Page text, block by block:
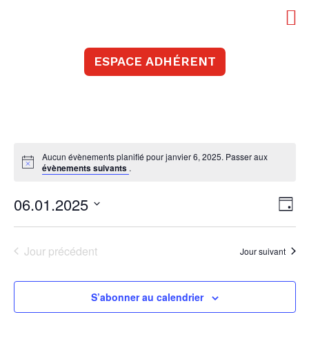
ESPACE ADHÉRENT
Aucun évènements planifié pour janvier 6, 2025. Passer aux
évènements suivants .
par
de
Jour
06.01.2025
date.Jour précédent Jour suivant
S’abonner au calendrier